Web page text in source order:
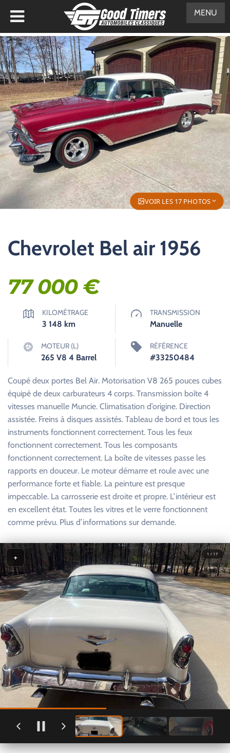
VOIR LES 17 PHOTOS
Chevrolet Bel air 1956
77 000€
KILOMÉTRAGE
3 148 km
TRANSMISSION
Manuelle
MOTEUR (L)
265 V8 4 Barrel
RÉFÉRENCE
#33250484
Coupé deux portes Bel Air. Motorisation V8 265 pouces cubes
équipé de deux carburateurs 4 corps. Transmission boîte 4
vitesses manuelle Muncie. Climatisation d’origine. Direction
assistée. Freins à disques assistés. Tableau de bord et tous les
instruments fonctionnent correctement. Tous les feux
fonctionnent correctement. Tous les composants
fonctionnent correctement. La boîte de vitesses passe les
rapports en douceur. Le moteur démarre et roule avec une
performance forte et fiable. La peinture est presque
impeccable. La carrosserie est droite et propre. L’intérieur est
en excellent état. Toutes les vitres et le verre fonctionnent
comme prévu. Plus d’informations sur demande.
1 / 17
+
MENU